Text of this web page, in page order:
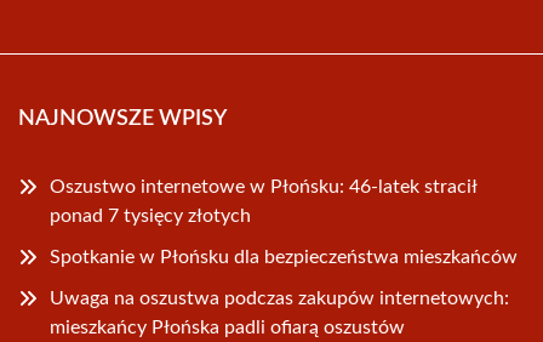
NAJNOWSZE WPISY
Oszustwo internetowe w Płońsku: 46-latek stracił
ponad 7 tysięcy złotych
Spotkanie w Płońsku dla bezpieczeństwa mieszkańców
Uwaga na oszustwa podczas zakupów internetowych:
mieszkańcy Płońska padli ofiarą oszustów